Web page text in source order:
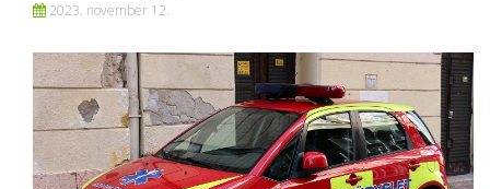
2023. november 12.